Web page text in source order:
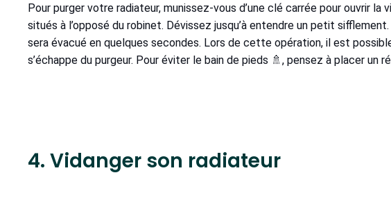
Pour purger votre radiateur, munissez-vous d’une clé carrée pour ouvrir la
situés à l’opposé du robinet. Dévissez jusqu’à entendre un petit sifflement.
sera évacué en quelques secondes. Lors de cette opération, il est
s’échappe du purgeur. Pour éviter le bain de pieds 🚿, pensez à placer un
4. Vidanger son radiateur